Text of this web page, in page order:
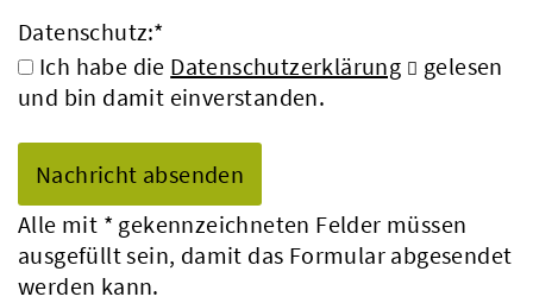
Datenschutz:*
Ich habe die Datenschutzerklärung
gelesen
und bin damit einverstanden.
Alle mit * gekennzeichneten Felder müssen
ausgefüllt sein, damit das Formular abgesendet
werden kann.